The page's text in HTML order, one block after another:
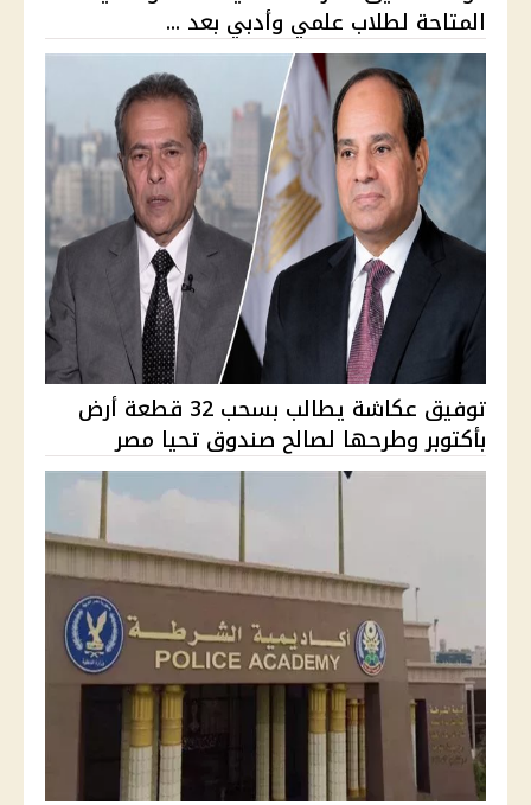
المتاحة لطلاب علمي وأدبي بعد ...
توفيق عكاشة يطالب بسحب 32 قطعة أرض
بأكتوبر وطرحها لصالح صندوق تحيا مصر